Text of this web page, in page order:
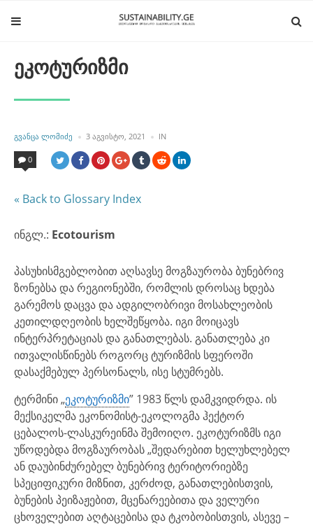
ეკოტურიზმი
POSTED
BY
ᲒᲕᲐᲜᲪᲐ ᲚᲝᲛᲘᲫᲔ 3 ᲐᲒᲕᲘᲡᲢᲝ, 2021 INPOSTED
IN
0
« Back to Glossary Index
ინგლ.: Ecotourism
პასუხისმგებლობით აღსავსე მოგზაურობა ბუნებრივ
ზონებსა და რეგიონებში, რომლის დროსაც ხდება
გარემოს დაცვა და ადგილობრივი მოსახლეობის
კეთილდღეობის ხელშეწყობა. იგი მოიცავს
ინტერპრეტაციას და განათლებას. განათლება კი
ითვალისწინებს როგორც ტურიზმის სფეროში
დასაქმებულ პერსონალს, ისე სტუმრებს.
ტერმინი „ეკოტურიზმი” 1983 წლს დამკვიდრდა. ის
მექსიკელმა ეკონომისტ-ეკოლოგმა ჰექტორ
ცებალოს-ლასკურეინმა შემოიღო. ეკოტურიზმს იგი
უწოდებდა მოგზაურობას „შედარებით ხელუხლებელ
ან დაუბინძურებელ ბუნებრივ ტერიტორიებზე
სპეციფიკური მიზნით, კერძოდ, განათლებისთვის,
ბუნების პეიზაჟებით, მცენარეებითა და ველური
ცხოველებით აღტაცებისა და ტკობობისთვის, ასევე –